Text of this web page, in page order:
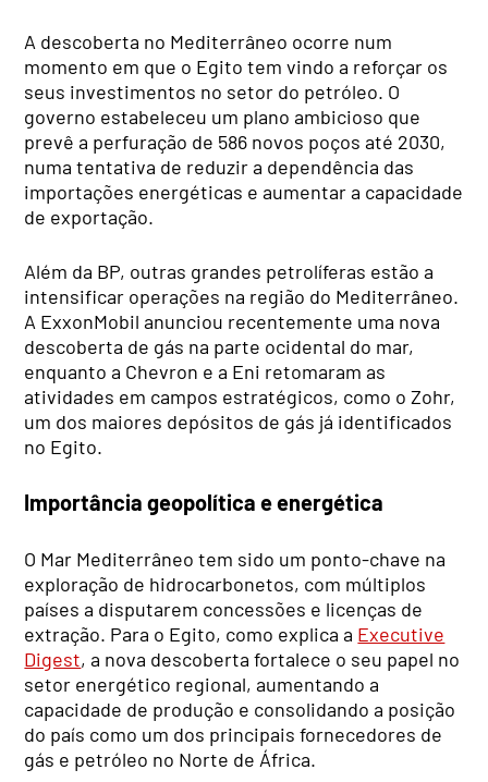
A descoberta no Mediterrâneo ocorre num
momento em que o Egito tem vindo a reforçar os
seus investimentos no setor do petróleo. O
governo estabeleceu um plano ambicioso que
prevê a perfuração de 586 novos poços até 2030,
numa tentativa de reduzir a dependência das
importações energéticas e aumentar a capacidade
de exportação.
Além da BP, outras grandes petrolíferas estão a
intensificar operações na região do Mediterrâneo.
A ExxonMobil anunciou recentemente uma nova
descoberta de gás na parte ocidental do mar,
enquanto a Chevron e a Eni retomaram as
atividades em campos estratégicos, como o Zohr,
um dos maiores depósitos de gás já identificados
no Egito.
Importância geopolítica e energética
O Mar Mediterrâneo tem sido um ponto-chave na
exploração de hidrocarbonetos, com múltiplos
países a disputarem concessões e licenças de
extração. Para o Egito, como explica a Executive
Digest, a nova descoberta fortalece o seu papel no
setor energético regional, aumentando a
capacidade de produção e consolidando a posição
do país como um dos principais fornecedores de
gás e petróleo no Norte de África.